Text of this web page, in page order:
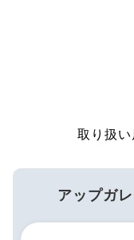
取り扱い
アップガ